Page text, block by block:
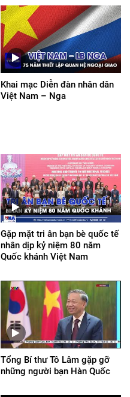
Khai mạc Diễn đàn nhân dân
Việt Nam – Nga
Gặp mặt tri ân bạn bè quốc tế
nhân dịp kỷ niệm 80 năm
Quốc khánh Việt Nam
Tổng Bí thư Tô Lâm gặp gỡ
những người bạn Hàn Quốc